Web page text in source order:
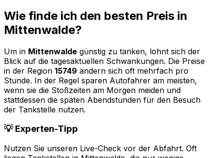
Wie finde ich den besten Preis in
Mittenwalde?
Um in Mittenwalde günstig zu tanken, lohnt sich der
Blick auf die tagesaktuellen Schwankungen. Die Preise
in der Region 15749 ändern sich oft mehrfach pro
Stunde. In der Regel sparen Autofahrer am meisten,
wenn sie die Stoßzeiten am Morgen meiden und
stattdessen die späten Abendstunden für den Besuch
der Tankstelle nutzen.
💡 Experten-Tipp
Nutzen Sie unseren Live-Check vor der Abfahrt. Oft